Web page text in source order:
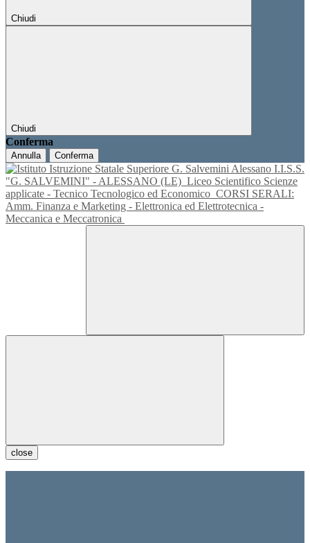
Chiudi
Chiudi
Conferma
Annulla Conferma
I.I.S.S.
"G. SALVEMINI" - ALESSANO (LE) Liceo Scientifico Scienze
applicate - Tecnico Tecnologico ed Economico CORSI SERALI:
Amm. Finanza e Marketing - Elettronica ed Elettrotecnica -
Meccanica e Meccatronica
close